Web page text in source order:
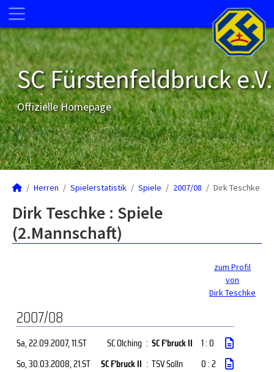
SC Fürstenfeldbruck e.V.
Offizielle Homepage
Herren Spielerstatistik Spiele 2007/08 Dirk Teschke
Dirk Teschke : Spiele
(2.Mannschaft)
zum Profil
von
Dirk Teschke
2007/08
Sa, 22.09.2007, 11.ST SC Olching : SC F'bruck II 1 : 0
So, 30.03.2008, 21.ST SC F'bruck II : TSV Solln
0 : 2